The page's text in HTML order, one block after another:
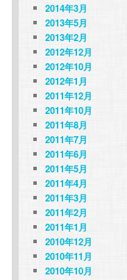
2014年3月
2013年5月
2013年2月
2012年12月
2012年10月
2012年1月
2011年12月
2011年10月
2011年8月
2011年7月
2011年6月
2011年5月
2011年4月
2011年3月
2011年2月
2011年1月
2010年12月
2010年11月
2010年10月